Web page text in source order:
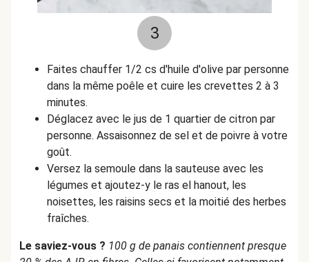
3
Faites chauffer 1/2 cs d'huile d'olive par personne
dans la même poêle et cuire les crevettes 2 à 3
minutes.
Déglacez avec le jus de 1 quartier de citron par
personne. Assaisonnez de sel et de poivre à votre
goût.
Versez la semoule dans la sauteuse avec les
légumes et ajoutez-y le ras el hanout, les
noisettes, les raisins secs et la moitié des herbes
fraîches.
Le saviez-vous ? 100 g de panais contiennent presque